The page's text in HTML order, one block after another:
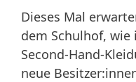
Dieses Mal
dem Schulhof,
Second-Hand-
neue